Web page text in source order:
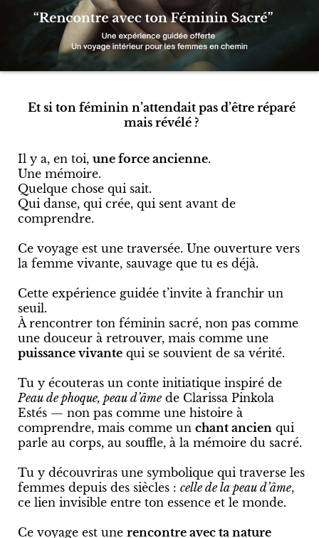
Et si ton féminin n’attendait pas d’être réparé
mais révélé ?
Il y a, en toi, une force ancienne.
Une mémoire.
Quelque chose qui sait.
Qui danse, qui crée, qui sent avant de
comprendre.
Ce voyage est une traversée. Une ouverture vers
la femme vivante, sauvage que tu es déjà.
Cette expérience guidée t’invite à franchir un
seuil.
À rencontrer ton féminin sacré, non pas comme
une douceur à retrouver, mais comme une
puissance vivante qui se souvient de sa vérité.
Tu y écouteras un conte initiatique inspiré de
Peau de phoque, peau d’âme de Clarissa Pinkola
Estés — non pas comme une histoire à
comprendre, mais comme un chant ancien qui
parle au corps, au souffle, à la mémoire du sacré.
Tu y découvriras une symbolique qui traverse les
femmes depuis des siècles : celle de la peau d’âme,
ce lien invisible entre ton essence et le monde.
Ce voyage est une rencontre avec ta nature